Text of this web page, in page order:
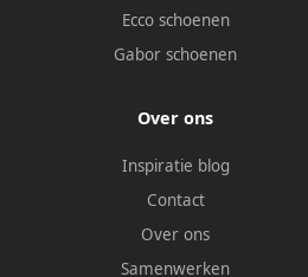
Ecco schoenen
Gabor schoenen
Over ons
Inspiratie blog
Contact
Over ons
Samenwerken